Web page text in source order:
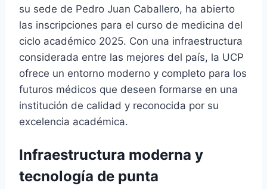
su sede de Pedro Juan Caballero, ha abierto
las inscripciones para el curso de medicina del
ciclo académico 2025. Con una infraestructura
considerada entre las mejores del país, la UCP
ofrece un entorno moderno y completo para los
futuros médicos que deseen formarse en una
institución de calidad y reconocida por su
excelencia académica.
Infraestructura moderna y
tecnología de punta